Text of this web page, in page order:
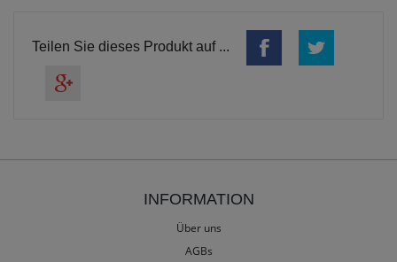
Teilen Sie dieses Produkt auf ...
INFORMATION
Über uns
AGBs